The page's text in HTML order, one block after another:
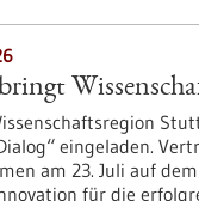
eingeladen.
am 23. Juli auf
für die